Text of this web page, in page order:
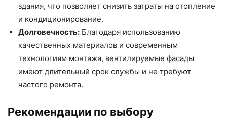
здания, что позволяет снизить затраты на отопление
и кондиционирование.
Долговечность: Благодаря использованию
качественных материалов и современным
технологиям монтажа, вентилируемые фасады
имеют длительный срок службы и не требуют
частого ремонта.
Рекомендации по выбору